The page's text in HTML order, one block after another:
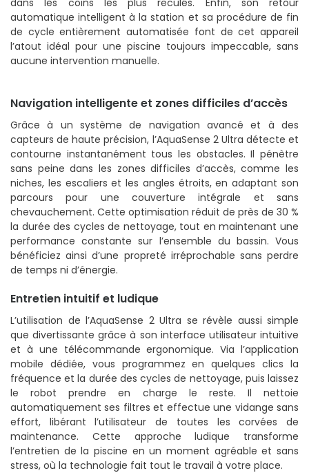
automatique intelligent à la station et sa procédure de fin
de cycle entièrement automatisée font de cet appareil
l’atout idéal pour une piscine toujours impeccable, sans
aucune intervention manuelle.
Navigation intelligente et zones difficiles d’accès
Grâce à un système de navigation avancé et à des
capteurs de haute précision, l’AquaSense 2 Ultra détecte et
contourne instantanément tous les obstacles. Il pénètre
sans peine dans les zones difficiles d’accès, comme les
niches, les escaliers et les angles étroits, en adaptant son
parcours pour une couverture intégrale et sans
chevauchement. Cette optimisation réduit de près de 30 %
la durée des cycles de nettoyage, tout en maintenant une
performance constante sur l’ensemble du bassin. Vous
bénéficiez ainsi d’une propreté irréprochable sans perdre
de temps ni d’énergie.
Entretien intuitif et ludique
L’utilisation de l’AquaSense 2 Ultra se révèle aussi simple
que divertissante grâce à son interface utilisateur intuitive
et à une télécommande ergonomique. Via l’application
mobile dédiée, vous programmez en quelques clics la
fréquence et la durée des cycles de nettoyage, puis laissez
le robot prendre en charge le reste. Il nettoie
automatiquement ses filtres et effectue une vidange sans
effort, libérant l’utilisateur de toutes les corvées de
maintenance. Cette approche ludique transforme
l’entretien de la piscine en un moment agréable et sans
stress, où la technologie fait tout le travail à votre place.